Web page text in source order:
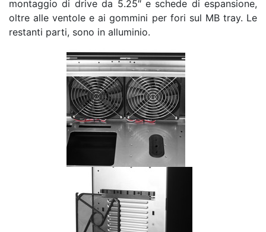
montaggio di drive da 5.25″ e schede di espansione,
oltre alle ventole e ai gommini per fori sul MB tray. Le
restanti parti, sono in alluminio.